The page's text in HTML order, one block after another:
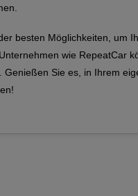
besten Möglichkeiten, um
wie RepeatCar
Sie es, in Ihrem